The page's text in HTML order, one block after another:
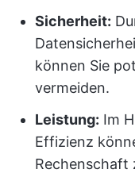
Sicherheit:
können Sie
vermeiden.
Leistung: Im
Effizienz
Rechenschaft